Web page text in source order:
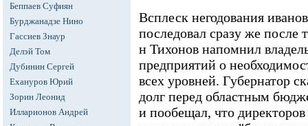
Беппаев Суфиян
Бурджанадзе Нино
Гассиев Знаур
Делэй Том
Дубинин Сергей
Ехануров Юрий
Зорин Леонид
Илларионов Андрей
Всплеск негодования
последовал сразу же после
н Тихонов напомнил
предприятий о
всех уровней. Губернатор
долг перед областным
и пообещал, что